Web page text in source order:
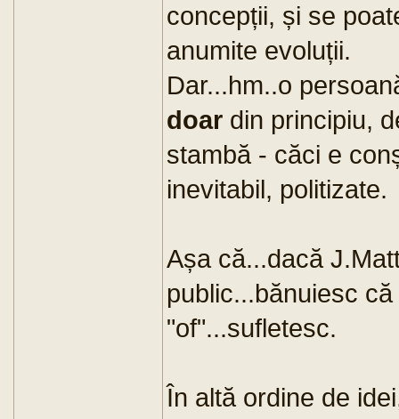
concepții, și se
anumite evoluții.
Dar...hm..o
doar din principiu,
stambă - căci e
inevitabil, politizate.
Așa că...dacă
public...bănuiesc
"of"...sufletesc.
În altă ordine de